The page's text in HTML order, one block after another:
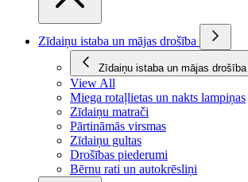
Zīdaiņu istaba un mājas drošība
Zīdaiņu istaba un mājas drošība
View All
Miega rotaļlietas un nakts lampiņas
Zīdaiņu matrači
Pārtināmās virsmas
Zīdaiņu gultas
Drošības piederumi
Bērnu rati un autokrēsliņi